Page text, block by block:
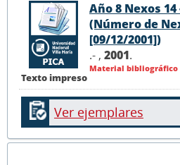
Texto impreso
Año 8 Nexos 14
(Número de
[09/12/2001])
.- , 2001.
Material bibliográfico
Ver ejemplares